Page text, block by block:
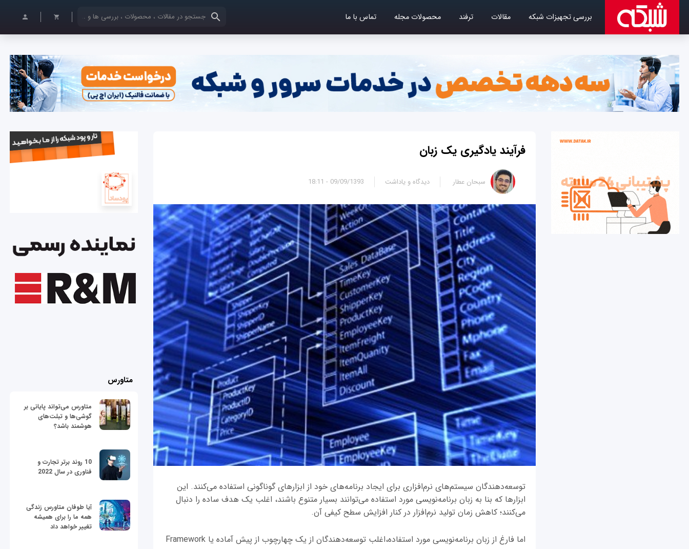
بررسی تجهیزات شبکه مقالات ترفند محصولات مجله تماس با ما کلمات کلیدی خود را وارد کنید
فرآیند یادگیری یک زبان
09/09/1393 - 18:11 سبحان عطار دیدگاه و یاداشت
توسعه‌دهندگان سیستم‌های نرم‌افزاری برای ایجاد برنامه‌های خود از ابزارهای گوناگونی استفاده می‌کنند. این
ابزارها که بنا به زبان برنامه‌نویسی مورد استفاده می‌توانند بسیار متنوع باشند، اغلب یک هدف ساده را دنبال
می‌کنند؛ کاهش زمان تولید نرم‌افزار در کنار افزایش سطح کیفی آن.
اما فارغ از زبان برنامه‌نویسی مورد استفاده،اغلب توسعه‌دهندگان از یک چهارچوب از پیش آماده یا Framework
متاورس
متاورس می‌تواند پایانی بر
گوشی‌ها و تبلت‌های
هوشمند باشد؟
10 روند برتر تجارت و
فناوری در سال 2022
آیا طوفان متاورس زندگی
همه ما را برای همیشه
تغییر خواهد داد